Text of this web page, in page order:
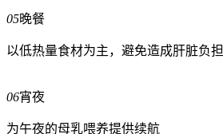
05晚餐
以低热量食材为主，避免造成肝脏负担
06宵夜
为午夜的母乳喂养提供续航